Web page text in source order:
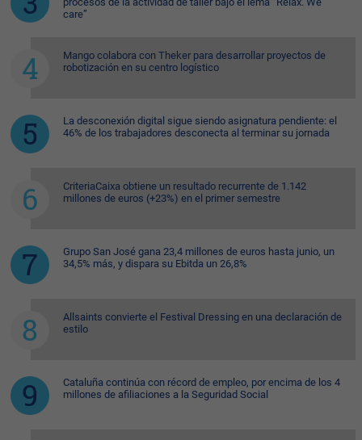
care”
Mango colabora con Theker para desarrollar proyectos de
robotización en su centro logístico
La desconexión digital sigue siendo asignatura pendiente: el
46% de los trabajadores desconecta al terminar su jornada
CriteriaCaixa obtiene un resultado recurrente de 1.142
millones de euros (+23%) en el primer semestre
Grupo San José gana 23,4 millones de euros hasta junio, un
34,5% más, y dispara su Ebitda un 26,8%
Allsaints convierte el Festival Dressing en una declaración de
estilo
Cataluña continúa con récord de empleo, por encima de los 4
millones de afiliaciones a la Seguridad Social